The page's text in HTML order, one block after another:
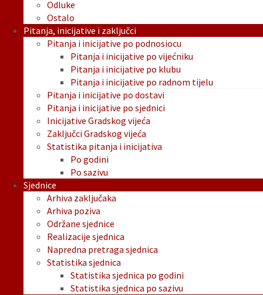
Odluke
Ostalo
Pitanja, inicijative i zaključci
Pitanja i inicijative po podnosiocu
Pitanja i inicijative po vijećniku
Pitanja i inicijative po klubu
Pitanja i inicijative po radnom tijelu
Pitanja i inicijative po dostavi
Pitanja i inicijative po sjednici
Inicijative Gradskog vijeća
Zaključci Gradskog vijeća
Statistika pitanja i inicijativa
Po godini
Po sazivu
Sjednice
Arhiva zaključaka
Arhiva poziva
Održane sjednice
Realizacije sjednica
Napredna pretraga sjednica
Statistika sjednica
Statistika sjednica po godini
Statistika sjednica po sazivu